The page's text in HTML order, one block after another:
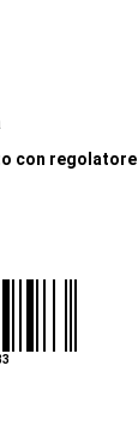
con regolatore